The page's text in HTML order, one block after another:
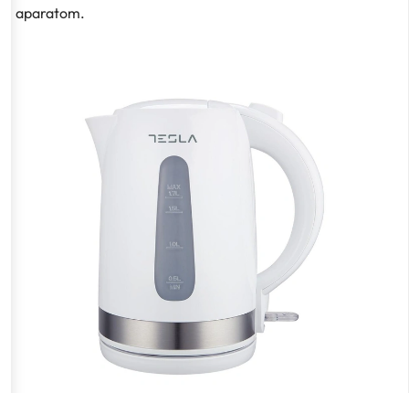
aparatom.